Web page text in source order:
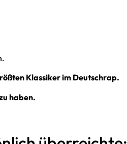
Klassiker im Deutschrap.
haben.